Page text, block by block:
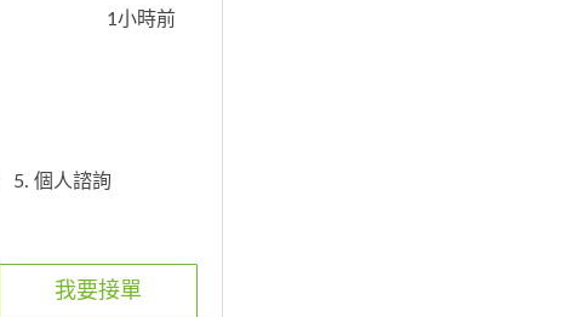
1小時前
5. 個人諮詢
我要接單